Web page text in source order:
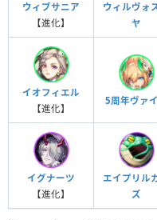
ウィブサニア
【進化】
ウィルヴォ
ヤ
イオフィエル
【進化】
5周年ヴァ
イグナーツ
【進化】
エイプリル
ズ